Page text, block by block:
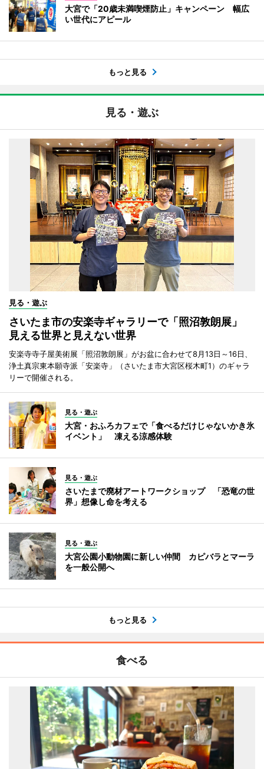
大宮で「20歳未満喫煙防止」キャンペーン 幅広
い世代にアピール
もっと見る
見る・遊ぶ
見る・遊ぶ
さいたま市の安楽寺ギャラリーで「照沼敦朗展」
見える世界と見えない世界
安楽寺寺子屋美術展「照沼敦朗展」がお盆に合わせて8月13日～16日、
浄土真宗東本願寺派「安楽寺」（さいたま市大宮区桜木町1）のギャラ
リーで開催される。
見る・遊ぶ
大宮・おふろカフェで「食べるだけじゃないかき氷
イベント」 凍える涼感体験
見る・遊ぶ
さいたまで廃材アートワークショップ 「恐竜の世
界」想像し命を考える
見る・遊ぶ
大宮公園小動物園に新しい仲間 カピバラとマーラ
を一般公開へ
もっと見る
食べる